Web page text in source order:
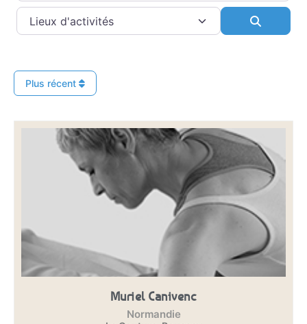
Plus récent
Muriel Canivenc
Normandie